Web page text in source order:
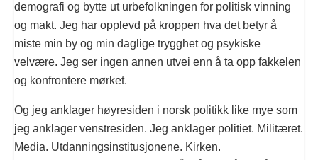
demografi og bytte ut urbefolkningen for politisk vinning
og makt. Jeg har opplevd på kroppen hva det betyr å
miste min by og min daglige trygghet og psykiske
velvære. Jeg ser ingen annen utvei enn å ta opp fakkelen
og konfrontere mørket.
Og jeg anklager høyresiden i norsk politikk like mye som
jeg anklager venstresiden. Jeg anklager politiet. Militæret.
Media. Utdanningsinstitusjonene. Kirken.